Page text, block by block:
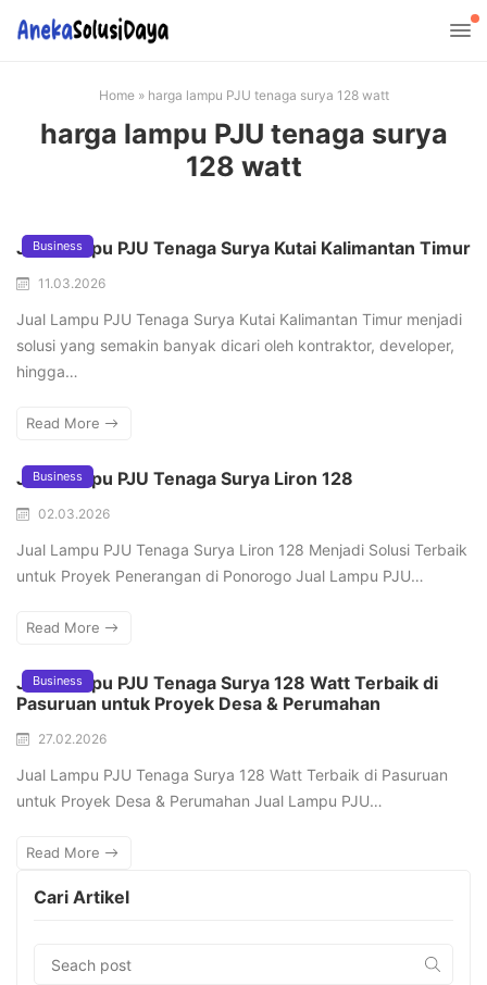
Home» harga lampu PJU tenaga surya 128 watt
harga lampu PJU tenaga surya
128 watt
Business
Jual Lampu PJU Tenaga Surya Kutai Kalimantan Timur
11.03.2026
Jual Lampu PJU Tenaga Surya Kutai Kalimantan Timur menjadi
solusi yang semakin banyak dicari oleh kontraktor, developer,
hingga…
Read More
Business
Jual Lampu PJU Tenaga Surya Liron 128
02.03.2026
Jual Lampu PJU Tenaga Surya Liron 128 Menjadi Solusi Terbaik
untuk Proyek Penerangan di Ponorogo Jual Lampu PJU…
Read More
Business
Jual Lampu PJU Tenaga Surya 128 Watt Terbaik di
Pasuruan untuk Proyek Desa & Perumahan
27.02.2026
Jual Lampu PJU Tenaga Surya 128 Watt Terbaik di Pasuruan
untuk Proyek Desa & Perumahan Jual Lampu PJU…
Read More
Cari Artikel